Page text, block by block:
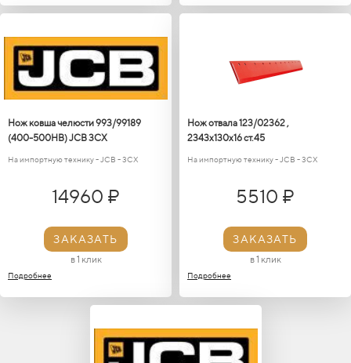
Нож ковша челюсти 993/99189
(400-500HB) JCB 3CX
На импортную технику - JCB - 3CX
14960 ₽
ЗАКАЗАТЬ
в 1 клик
Подробнее
Нож отвала 123/02362 ,
2343х130х16 ст.45
На импортную технику - JCB - 3CX
5510 ₽
ЗАКАЗАТЬ
в 1 клик
Подробнее